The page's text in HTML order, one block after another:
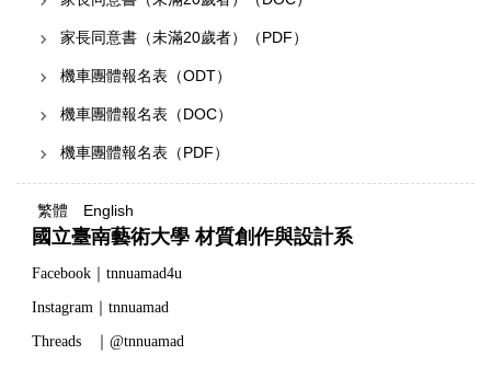
家長同意書（未滿20歲者）（PDF）
機車團體報名表（ODT）
機車團體報名表（DOC）
機車團體報名表（PDF）
繁體 English
國立臺南藝術大學 材質創作與設計系
Facebook｜tnnuamad4u
Instagram｜tnnuamad
Threads ｜@tnnuamad